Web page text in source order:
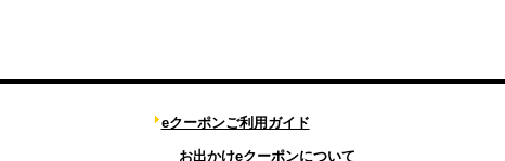
eクーポンご利用ガイド
お出かけeクーポンについて